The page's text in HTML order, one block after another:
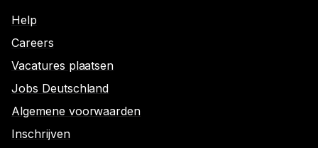
Help
Careers
Vacatures plaatsen
Jobs Deutschland
Algemene voorwaarden
Inschrijven